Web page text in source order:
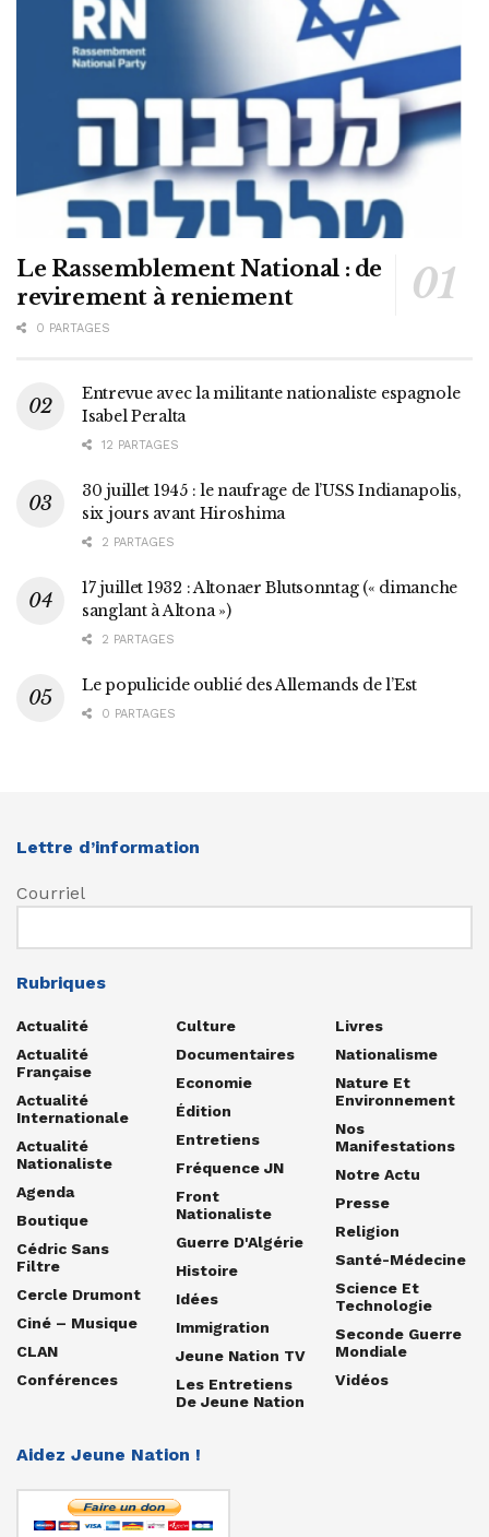
Le Rassemblement National : de
revirement à reniement
0 PARTAGES
Entrevue avec la militante nationaliste espagnole
Isabel Peralta
12 PARTAGES
30 juillet 1945 : le naufrage de l’USS Indianapolis,
six jours avant Hiroshima
2 PARTAGES
17 juillet 1932 : Altonaer Blutsonntag (« dimanche
sanglant à Altona »)
2 PARTAGES
Le populicide oublié des Allemands de l’Est
0 PARTAGES
Lettre d’information
Courriel
Rubriques
Actualité
Actualité
Française
Actualité
Internationale
Actualité
Nationaliste
Agenda
Boutique
Cédric Sans
Filtre
Cercle Drumont
Ciné – Musique
CLAN
Conférences
Culture
Documentaires
Economie
Édition
Entretiens
Fréquence JN
Front
Nationaliste
Guerre D'Algérie
Histoire
Idées
Immigration
Jeune Nation TV
Les Entretiens
De Jeune Nation
Livres
Nationalisme
Nature Et
Environnement
Nos
Manifestations
Notre Actu
Presse
Religion
Santé-Médecine
Science Et
Technologie
Seconde Guerre
Mondiale
Vidéos
Aidez Jeune Nation !